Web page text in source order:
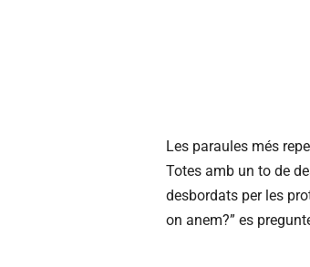
Les paraules més
Totes amb un to de
desbordats per les
on anem?” es